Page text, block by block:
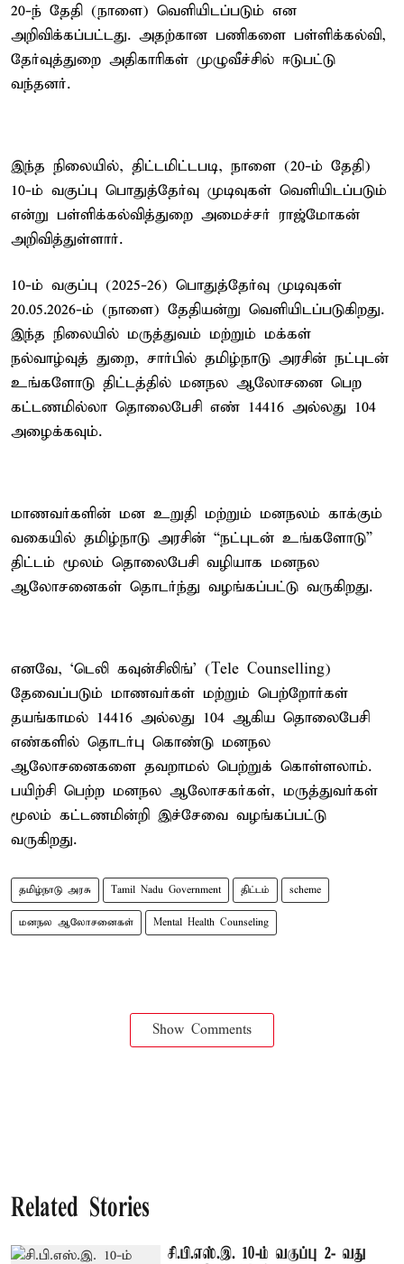
20-ந் தேதி (நாளை) வெளியிடப்படும் என
அறிவிக்கப்பட்டது. அதற்கான பணிகளை பள்ளிக்கல்வி,
தேர்வுத்துறை அதிகாரிகள் முழுவீச்சில் ஈடுபட்டு
வந்தனர்.
இந்த நிலையில், திட்டமிட்டபடி, நாளை (20-ம் தேதி)
10-ம் வகுப்பு பொதுத்தேர்வு முடிவுகள் வெளியிடப்படும்
என்று பள்ளிக்கல்வித்துறை அமைச்சர் ராஜ்மோகன்
அறிவித்துள்ளார்.
10-ம் வகுப்பு (2025-26) பொதுத்தேர்வு முடிவுகள்
20.05.2026-ம் (நாளை) தேதியன்று வெளியிடப்படுகிறது.
இந்த நிலையில் மருத்துவம் மற்றும் மக்கள்
நல்வாழ்வுத் துறை, சார்பில் தமிழ்நாடு அரசின் நட்புடன்
உங்களோடு திட்டத்தில் மனநல ஆலோசனை பெற
கட்டணமில்லா தொலைபேசி எண் 14416 அல்லது 104
அழைக்கவும்.
மாணவர்களின் மன உறுதி மற்றும் மனநலம் காக்கும்
வகையில் தமிழ்நாடு அரசின் “நட்புடன் உங்களோடு”
திட்டம் மூலம் தொலைபேசி வழியாக மனநல
ஆலோசனைகள் தொடர்ந்து வழங்கப்பட்டு வருகிறது.
எனவே, ‘டெலி கவுன்சிலிங்’ (Tele Counselling)
தேவைப்படும் மாணவர்கள் மற்றும் பெற்றோர்கள்
தயங்காமல் 14416 அல்லது 104 ஆகிய தொலைபேசி
எண்களில் தொடர்பு கொண்டு மனநல
ஆலோசனைகளை தவறாமல் பெற்றுக் கொள்ளலாம்.
பயிற்சி பெற்ற மனநல ஆலோசகர்கள், மருத்துவர்கள்
மூலம் கட்டணமின்றி இச்சேவை வழங்கப்பட்டு
வருகிறது.
தமிழ்நாடு அரசு Tamil Nadu Government திட்டம் scheme
மனநல ஆலோசனைகள் Mental Health Counseling
Show Comments
Related Stories
சி.பி.எஸ்.இ. 10-ம் வகுப்பு 2- வது